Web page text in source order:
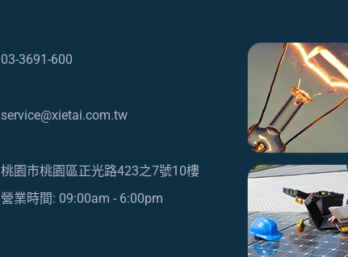
03-3691-600
service@xietai.com.tw
桃園市桃園區正光路423之7號10樓
營業時間: 09:00am - 6:00pm